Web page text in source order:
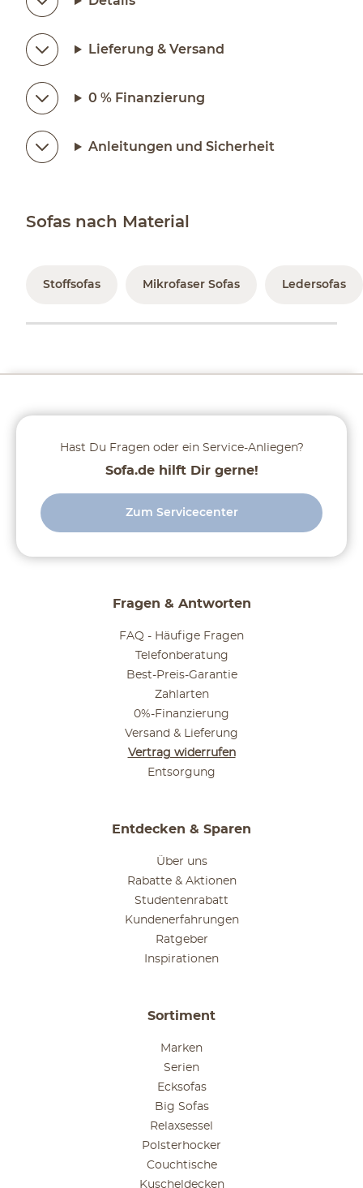
Lieferung & Versand
0 % Finanzierung
Anleitungen und Sicherheit
Sofas nach Material
Stoffsofas Mikrofaser Sofas Ledersofas
Fragen & Antworten
FAQ - Häufige Fragen
Telefonberatung
Best-Preis-Garantie
Zahlarten
0%-Finanzierung
Versand & Lieferung
Vertrag widerrufen
Entsorgung
Entdecken & Sparen
Über uns
Rabatte & Aktionen
Studentenrabatt
Kundenerfahrungen
Ratgeber
Inspirationen
Sortiment
Marken
Serien
Ecksofas
Big Sofas
Relaxsessel
Polsterhocker
Couchtische
Kuscheldecken
Hast Du Fragen oder ein Service-Anliegen?
Sofa.de hilft Dir gerne!
Zum Servicecenter